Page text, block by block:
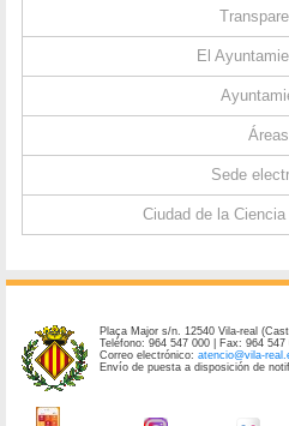
El
Áreas
Sede
Ciudad de la
Plaça Major s/n. 12540 Vila-real
Teléfono: 964 547 000 | Fax: 964 547
Correo electrónico:atencio@vila-
Envío de puesta a disposición de